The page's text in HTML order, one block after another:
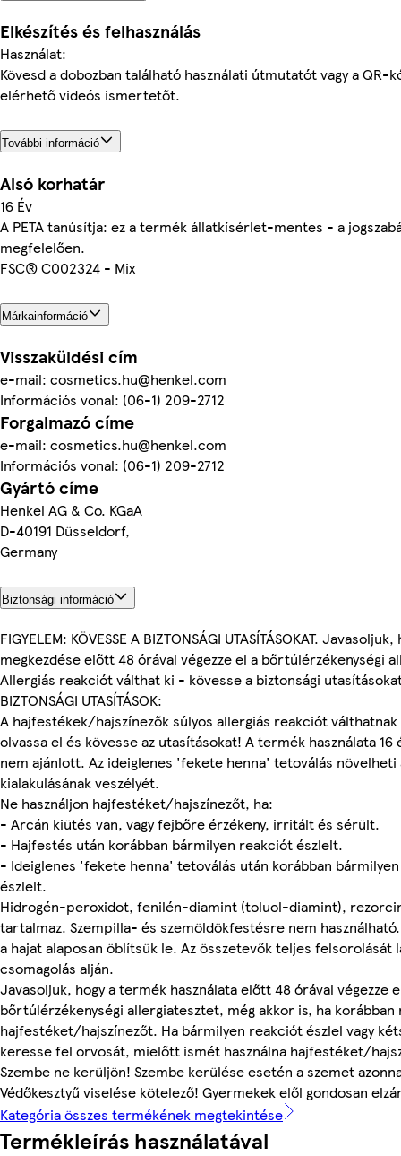
Elkészítés és felhasználás
Használat:
Kövesd a dobozban található használati útmutatót vagy a QR-
elérhető videós ismertetőt.
További információ
Alsó korhatár
16 Év
A PETA tanúsítja: ez a termék állatkísérlet-mentes - a
megfelelően.
FSC® C002324 - Mix
Márkainformáció
Visszaküldési cím
e-mail: cosmetics.hu@henkel.com
Információs vonal: (06-1) 209-2712
Forgalmazó címe
e-mail: cosmetics.hu@henkel.com
Információs vonal: (06-1) 209-2712
Gyártó címe
Henkel AG & Co. KGaA
D-40191 Düsseldorf,
Germany
Biztonsági információ
FIGYELEM: KÖVESSE A BIZTONSÁGI UTASÍTÁSOKAT.
megkezdése előtt 48 órával végezze el a bőrtúlérzékenységi
Allergiás reakciót válthat ki - kövesse a biztonsági
BIZTONSÁGI UTASÍTÁSOK:
A hajfestékek/hajszínezők súlyos allergiás reakciót
olvassa el és kövesse az utasításokat! A termék használata 16
nem ajánlott. Az ideiglenes 'fekete henna' tetoválás növelheti
kialakulásának veszélyét.
Ne használjon hajfestéket/hajszínezőt, ha:
- Arcán kiütés van, vagy fejbőre érzékeny, irritált és sérült.
- Hajfestés után korábban bármilyen reakciót észlelt.
- Ideiglenes 'fekete henna' tetoválás után korábban
észlelt.
Hidrogén-peroxidot, fenilén-diamint (toluol-diamint),
tartalmaz. Szempilla- és szemöldökfestésre nem
a hajat alaposan öblítsük le. Az összetevők teljes felsorolását
csomagolás alján.
Javasoljuk, hogy a termék használata előtt 48 órával végezze
bőrtúlérzékenységi allergiatesztet, még akkor is, ha korábban
hajfestéket/hajszínezőt. Ha bármilyen reakciót észlel vagy
keresse fel orvosát, mielőtt ismét használna hajfestéket/
Szembe ne kerüljön! Szembe kerülése esetén a szemet
Védőkesztyű viselése kötelező! Gyermekek elől gondosan
Kategória összes termékének megtekintése
Termékleírás használatával